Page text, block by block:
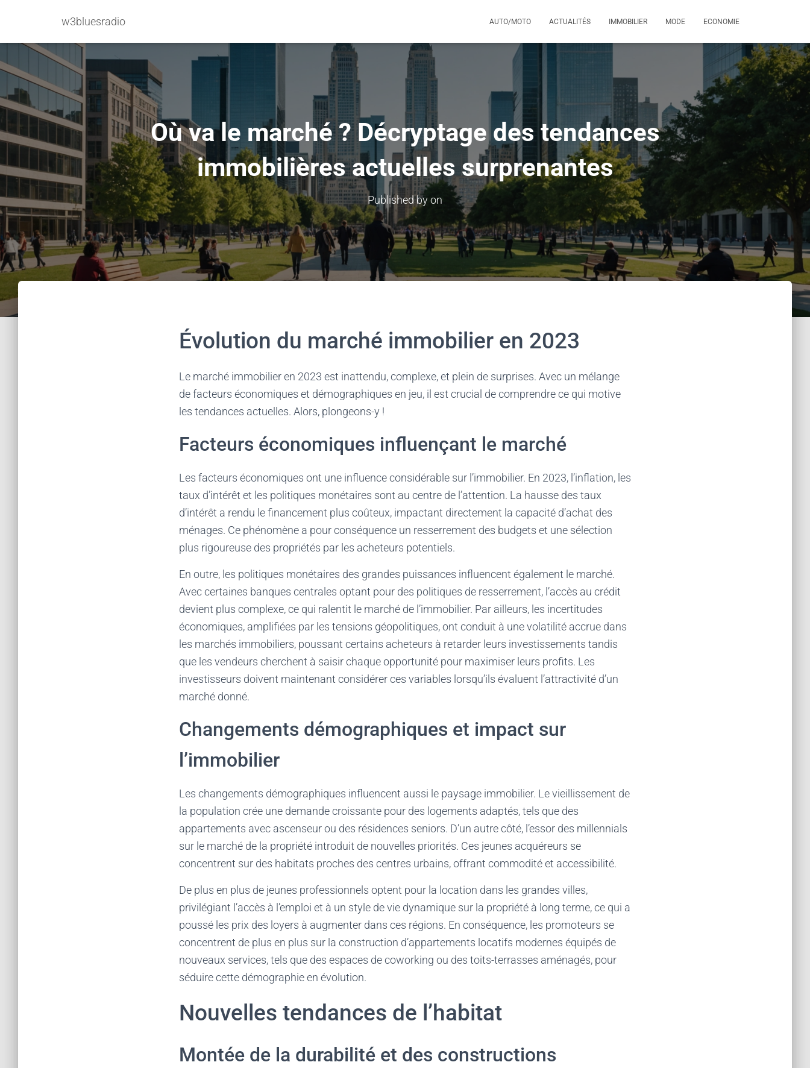
w3bluesradio AUTO/MOTO ACTUALITÉS IMMOBILIER MODE ECONOMIE
Où va le marché ? Décryptage des tendances
immobilières actuelles surprenantes
Published byon
Évolution du marché immobilier en 2023
Le marché immobilier en 2023 est inattendu, complexe, et plein de surprises. Avec un mélange
de facteurs économiques et démographiques en jeu, il est crucial de comprendre ce qui motive
les tendances actuelles. Alors, plongeons-y !
Facteurs économiques influençant le marché
Les facteurs économiques ont une influence considérable sur l’immobilier. En 2023, l’inflation, les
taux d’intérêt et les politiques monétaires sont au centre de l’attention. La hausse des taux
d’intérêt a rendu le financement plus coûteux, impactant directement la capacité d’achat des
ménages. Ce phénomène a pour conséquence un resserrement des budgets et une sélection
plus rigoureuse des propriétés par les acheteurs potentiels.
En outre, les politiques monétaires des grandes puissances influencent également le marché.
Avec certaines banques centrales optant pour des politiques de resserrement, l’accès au crédit
devient plus complexe, ce qui ralentit le marché de l’immobilier. Par ailleurs, les incertitudes
économiques, amplifiées par les tensions géopolitiques, ont conduit à une volatilité accrue dans
les marchés immobiliers, poussant certains acheteurs à retarder leurs investissements tandis
que les vendeurs cherchent à saisir chaque opportunité pour maximiser leurs profits. Les
investisseurs doivent maintenant considérer ces variables lorsqu’ils évaluent l’attractivité d’un
marché donné.
Changements démographiques et impact sur
l’immobilier
Les changements démographiques influencent aussi le paysage immobilier. Le vieillissement de
la population crée une demande croissante pour des logements adaptés, tels que des
appartements avec ascenseur ou des résidences seniors. D’un autre côté, l’essor des millennials
sur le marché de la propriété introduit de nouvelles priorités. Ces jeunes acquéreurs se
concentrent sur des habitats proches des centres urbains, offrant commodité et accessibilité.
De plus en plus de jeunes professionnels optent pour la location dans les grandes villes,
privilégiant l’accès à l’emploi et à un style de vie dynamique sur la propriété à long terme, ce qui a
poussé les prix des loyers à augmenter dans ces régions. En conséquence, les promoteurs se
concentrent de plus en plus sur la construction d’appartements locatifs modernes équipés de
nouveaux services, tels que des espaces de coworking ou des toits-terrasses aménagés, pour
séduire cette démographie en évolution.
Nouvelles tendances de l’habitat
Montée de la durabilité et des constructions